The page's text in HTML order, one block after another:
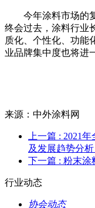
今年涂料市场的
终会过去，涂料行业
质化、个性化、功能
业品牌集中度也将进
来源：中外涂料网
上一篇 : 2021
及发展趋势分
下一篇 : 粉末涂
行业动态
协会动态